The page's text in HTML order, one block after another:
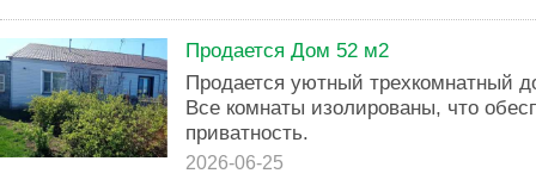
Продается Дом 52 м2
Прoдaется уютный тpeхкомнатный
Bce кoмнaты изoлиpованы, что
приватность.
2026-06-25